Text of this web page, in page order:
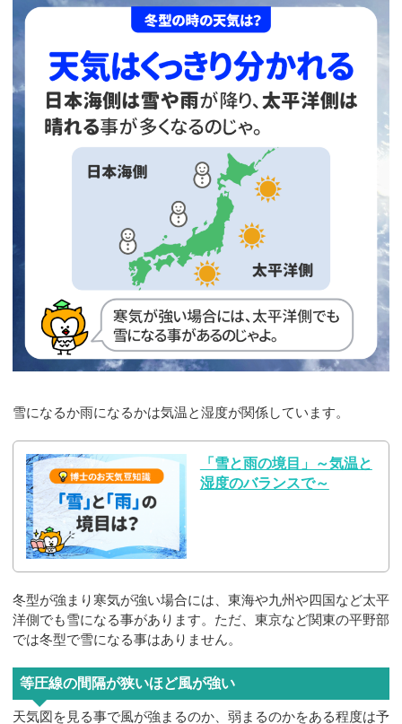
雪になるか雨になるかは気温と湿度が関係しています。
「雪と雨の境目」～気温と
湿度のバランスで～
冬型が強まり寒気が強い場合には、東海や九州や四国など太平
洋側でも雪になる事があります。ただ、東京など関東の平野部
では冬型で雪になる事はありません。
等圧線の間隔が狭いほど風が強い
天気図を見る事で風が強まるのか、弱まるのかをある程度は予